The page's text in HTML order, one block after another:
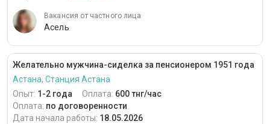
Вакансия от частного лица
Асель
Желательно мужчина-сиделка за пенсионером 1951 года
Астана, Станция Астана
Опыт: 1-2 года Оплата: 600 тнг/час
Оплата: по договоренности
Дата начала работы: 18.05.2026